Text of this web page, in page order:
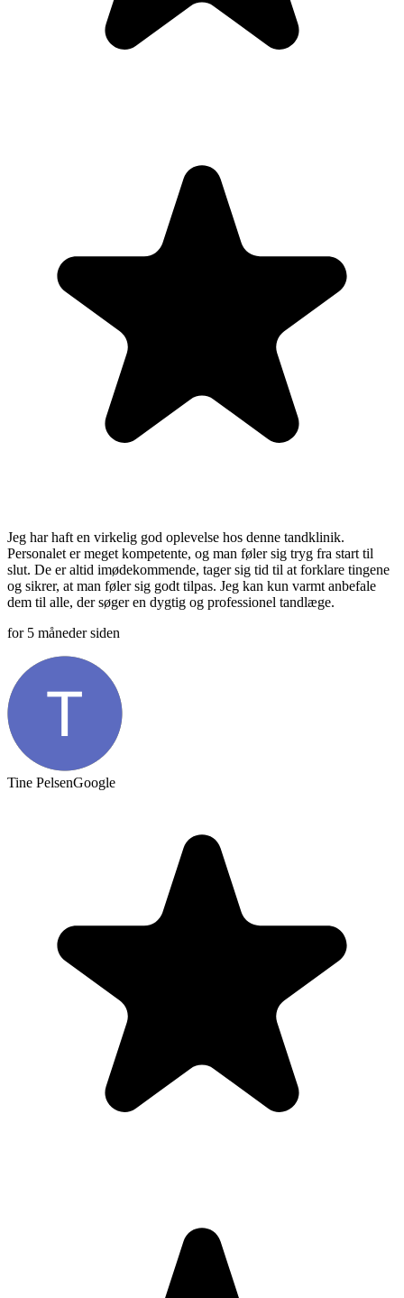
Jeg har haft en virkelig god oplevelse hos denne tandklinik.
Personalet er meget kompetente, og man føler sig tryg fra start til
slut. De er altid imødekommende, tager sig tid til at forklare tingene
og sikrer, at man føler sig godt tilpas. Jeg kan kun varmt anbefale
dem til alle, der søger en dygtig og professionel tandlæge.
for 5 måneder siden
Tine PelsenGoogle